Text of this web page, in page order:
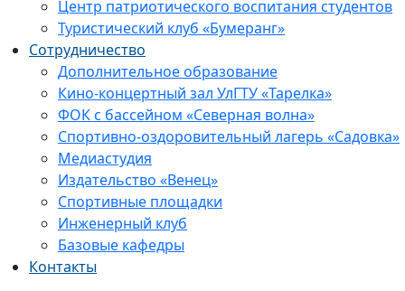
Центр патриотического воспитания студентов
Туристический клуб «Бумеранг»
Сотрудничество
Дополнительное образование
Кино-концертный зал УлГТУ «Тарелка»
ФОК с бассейном «Северная волна»
Спортивно-оздоровительный лагерь «Садовка»
Медиастудия
Издательство «Венец»
Спортивные площадки
Инженерный клуб
Базовые кафедры
Контакты